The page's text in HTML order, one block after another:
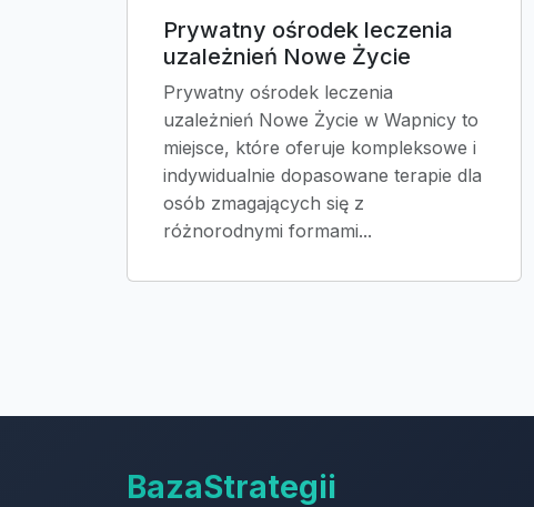
Prywatny ośrodek leczenia
uzależnień Nowe Życie
Prywatny ośrodek leczenia
uzależnień Nowe Życie w Wapnicy to
miejsce, które oferuje kompleksowe i
indywidualnie dopasowane terapie dla
osób zmagających się z
różnorodnymi formami...
BazaStrategii